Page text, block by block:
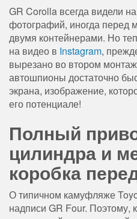
GR Corolla всегда видели
фотографий, иногда перед
двумя контейнерами. Но
на видео в Instagram,
вырезано во втором
автошпионы достаточно
экрана, изображение,
его потенциале!
Полный
цилиндра и
коробка
О типичном камуфляже
надписи GR Four. Поэтому,